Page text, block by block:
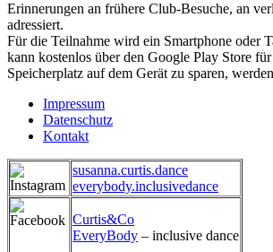
Erinnerungen an frühere Club-Besuche, an
adressiert.
Für die Teilnahme wird ein Smartphone oder
kann kostenlos über den Google Play Store
Speicherplatz auf dem Gerät zu sparen,
Fußzeilenmenü
Impressum
Datenschutz
Kontakt
susanna.curtis.dance
everybody.inclusivedance
Curtis&Co
EveryBody – inclusive dance